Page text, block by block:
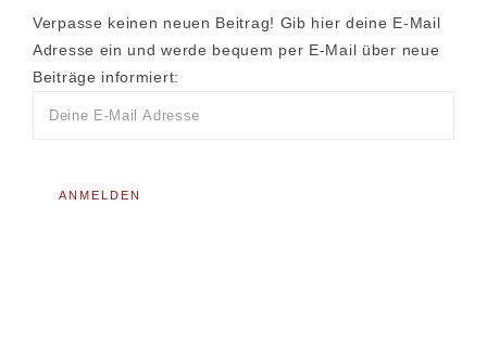
Verpasse keinen neuen Beitrag! Gib hier deine E-Mail
Adresse ein und werde bequem per E-Mail über neue
Beiträge informiert: